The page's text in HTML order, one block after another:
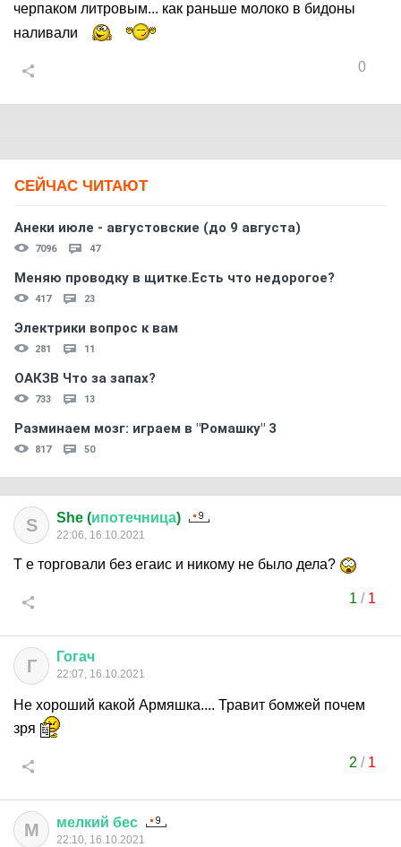
черпаком литровым... как раньше молоко в бидоны
наливали
0
СЕЙЧАС ЧИТАЮТ
Анеки июле - августовские (до 9 августа)
7096 47
Меняю проводку в щитке.Есть что недорогое?
417 23
Электрики вопрос к вам
281 11
ОАКЗВ Что за запах?
733 13
Разминаем мозг: играем в "Ромашку" 3
817 50
S She (ипотечница)
22:06, 16.10.2021
Т е торговали без егаис и никому не было дела?
1 / 1
Г Гогач
22:07, 16.10.2021
Не хороший какой Армяшка.... Травит бомжей почем
зря
2 / 1
М мелкий бес
22:10, 16.10.2021